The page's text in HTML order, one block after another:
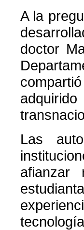
A la
doctor
Las
afianzar